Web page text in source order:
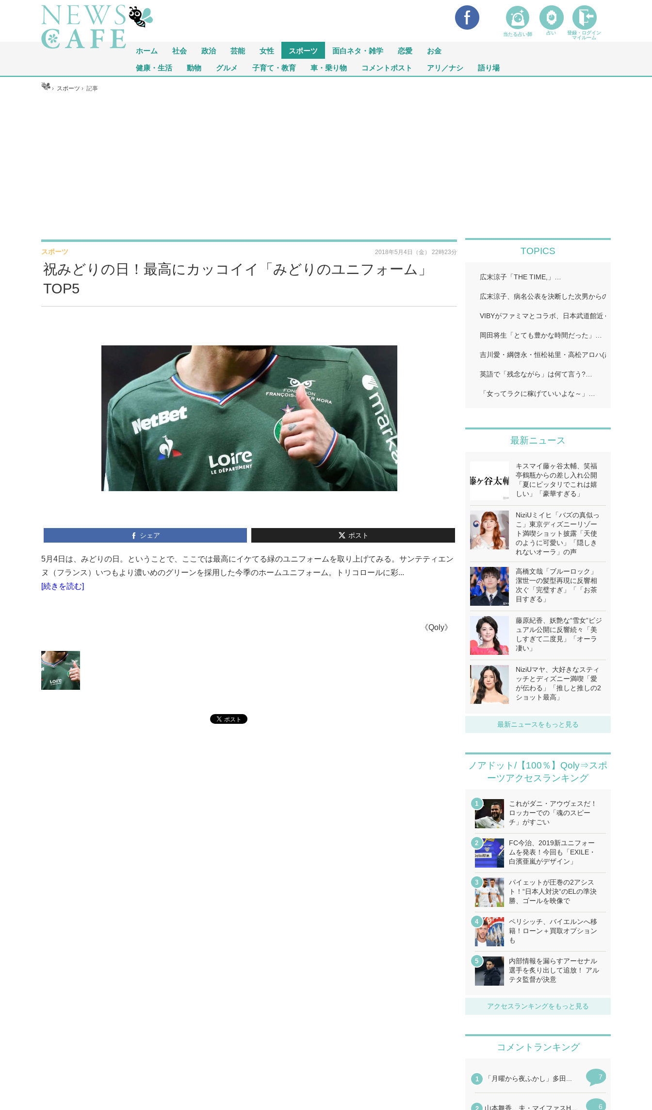
ホーム 社会 政治 芸能 女性 スポーツ 面白ネタ・雑学 恋愛 お金
健康・生活 動物 グルメ 子育て・教育 車・乗り物 コメントポスト アリ／ナシ 語り場
ホーム › スポーツ ›記事
祝みどりの日！最高にカッコイイ「みどりのユニフォーム」
TOP5
スポーツ 2018年5月4日（金） 22時23分
シェア ポスト
5月4日は、みどりの日。ということで、ここでは最高にイケてる緑のユニフォームを取り上げてみる。サンテティエン
ヌ（フランス）いつもより濃いめのグリーンを採用した今季のホームユニフォーム。トリコロールに彩...
[続きを読む]
《Qoly》
TOPICS
広末涼子「THE TIME,」…
広末涼子、病名公表を決断した次男からの言葉「言い
VIBYがファミマとコラボ、日本武道館近くで店舗ラッ
岡田将生「とても豊かな時間だった」…
吉川愛・綱啓永・恒松祐里・高松アロハ(超特急)、仲
英語で「残念ながら」は何て言う?…
「女ってラクに稼げていいよな～」…
最新ニュース
キスマイ藤ヶ谷太輔、笑福
亭鶴瓶からの差し入れ公開
「夏にピッタリでこれは嬉
しい」「豪華すぎる」
NiziUミイヒ「バズの真似っ
こ」東京ディズニーリゾー
ト満喫ショット披露「天使
のように可愛い」「隠しき
れないオーラ」の声
高橋文哉「ブルーロック」
潔世一の髪型再現に反響相
次ぐ「完璧すぎ」「「お茶
目すぎる」
藤原紀香、妖艶な“雪女”ビジ
ュアル公開に反響続々「美
しすぎて二度見」「オーラ
凄い」
NiziUマヤ、大好きなスティ
ッチとディズニー満喫「愛
が伝わる」「推しと推しの2
ショット最高」
最新ニュースをもっと見る
ノアドット/【100％】Qoly⇒スポ
ーツアクセスランキング
これがダニ・アウヴェスだ！
ロッカーでの「魂のスピー
チ」がすごい
FC今治、2019新ユニフォー
ムを発表！今回も「EXILE・
白濱亜嵐がデザイン」
パイェットが圧巻の2アシス
ト！“日本人対決“のELの準決
勝、ゴールを映像で
ペリシッチ、バイエルンへ移
籍！ローン＋買取オプション
も
内部情報を漏らすアーセナル
選手を炙り出して追放！ アル
テタ監督が決意
アクセスランキングをもっと見る
当たる占い師 占い
登録・ログイン
マイルーム